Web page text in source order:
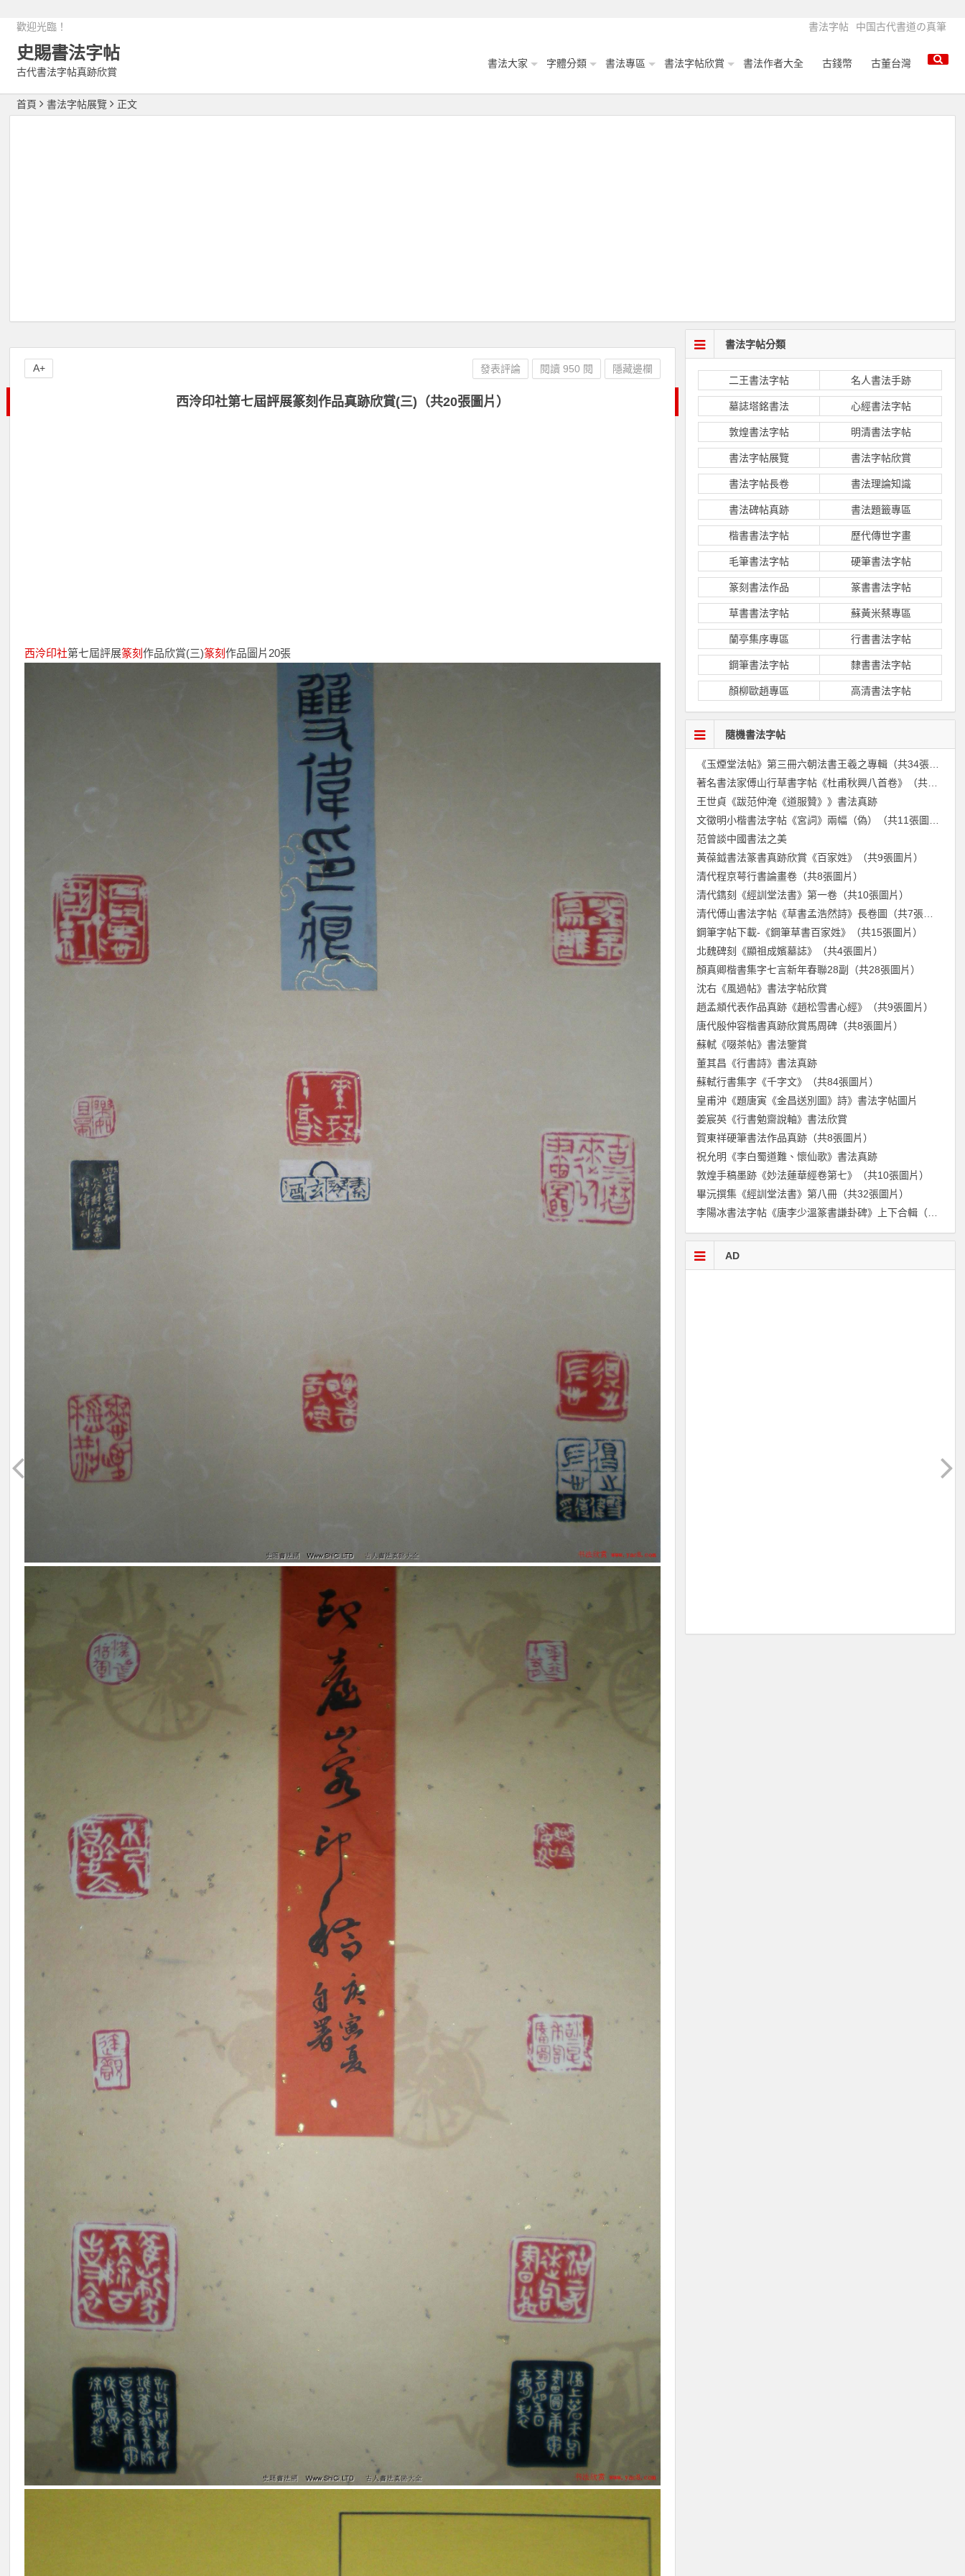
歡迎光臨！ 書法字帖 中国古代書道の真筆
史賜書法字帖
古代書法字帖真跡欣賞
書法大家 字體分類 書法專區 書法字帖欣賞 書法作者大全 古錢幣 古董台灣
首頁 書法字帖展覽 正文
西泠印社第七屆評展篆刻作品真跡欣賞(三)（共20張圖片）
西泠印社第七屆評展篆刻作品欣賞(三)篆刻作品圖片20張
發表評論 閱讀 950 閱 隱藏邊欄
A+
書法字帖分類
二王書法字帖 名人書法手跡
墓誌塔銘書法 心經書法字帖
敦煌書法字帖 明清書法字帖
書法字帖展覽 書法字帖欣賞
書法字帖長卷 書法理論知識
書法碑帖真跡 書法題籤專區
楷書書法字帖 歷代傳世字畫
毛筆書法字帖 硬筆書法字帖
篆刻書法作品 篆書書法字帖
草書書法字帖 蘇黃米蔡專區
蘭亭集序專區 行書書法字帖
鋼筆書法字帖 隸書書法字帖
顏柳歐趙專區 高清書法字帖
隨機書法字帖
《玉煙堂法帖》第三冊六朝法書王羲之專輯（共34張圖片）
著名書法家傅山行草書字帖《杜甫秋興八首卷》（共10張圖片）
王世貞《跋范仲淹《道服贊》》書法真跡
范曾談中國書法之美
黃葆鉞書法篆書真跡欣賞《百家姓》（共9張圖片）
清代程京萼行書論畫卷（共8張圖片）
清代鐫刻《經訓堂法書》第一卷（共10張圖片）
清代傅山書法字帖《草書孟浩然詩》長卷圖（共7張圖片）
鋼筆字帖下載-《鋼筆草書百家姓》（共15張圖片）
北魏碑刻《顯祖成嬪墓誌》（共4張圖片）
顏真卿楷書集字七言新年春聯28副（共28張圖片）
沈右《風過帖》書法字帖欣賞
趙孟頫代表作品真跡《趙松雪書心經》（共9張圖片）
唐代殷仲容楷書真跡欣賞馬周碑（共8張圖片）
蘇軾《啜茶帖》書法鑒賞
董其昌《行書詩》書法真跡
蘇軾行書集字《千字文》（共84張圖片）
皇甫沖《題唐寅《金昌送別圖》詩》書法字帖圖片
姜宸英《行書勉齋說軸》書法欣賞
賀東祥硬筆書法作品真跡（共8張圖片）
祝允明《李白蜀道難、懷仙歌》書法真跡
敦煌手稿墨跡《妙法蓮華經卷第七》（共10張圖片）
畢沅撰集《經訓堂法書》第八冊（共32張圖片）
AD